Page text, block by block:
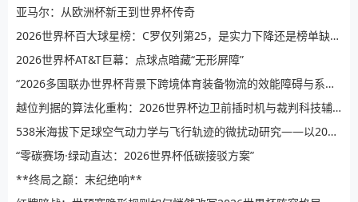
亚马尔：从欧洲杯新王到世界杯传奇
2026世界杯百大球星榜：C罗仅列第25，是实力下降还是榜单缺乏公信力？
2026世界杯AT&T巨幕：点球点暗藏“无形屏障”
“2026多国联办世界杯背景下跨境体育装备物流的效能障碍与系统性提升路径”
越位判据的算法化重构：2026世界杯边卫前插时机与裁判科技辅助决策的演进逻辑
538米海拔下足球空气动力学与飞行轨迹的微扰动研究——以2026世界杯BBVA球场为例
“零碳赛场·绿动直达：2026世界杯低碳接驳方案”
**终局之巅：末纪绝响**